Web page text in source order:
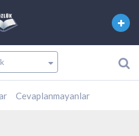
Cevaplanmayanlar